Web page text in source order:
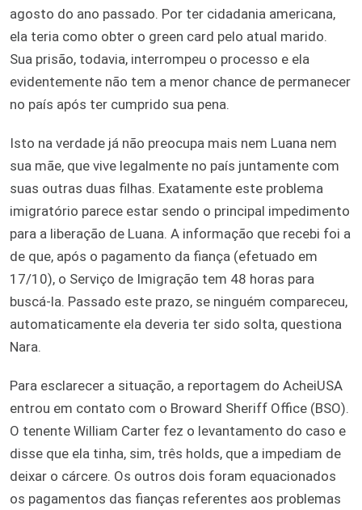
agosto do ano passado. Por ter cidadania americana,
ela teria como obter o green card pelo atual marido.
Sua prisão, todavia, interrompeu o processo e ela
evidentemente não tem a menor chance de permanecer
no país após ter cumprido sua pena.
Isto na verdade já não preocupa mais nem Luana nem
sua mãe, que vive legalmente no país juntamente com
suas outras duas filhas. Exatamente este problema
imigratório parece estar sendo o principal impedimento
para a liberação de Luana. A informação que recebi foi a
de que, após o pagamento da fiança (efetuado em
17/10), o Serviço de Imigração tem 48 horas para
buscá-la. Passado este prazo, se ninguém compareceu,
automaticamente ela deveria ter sido solta, questiona
Nara.
Para esclarecer a situação, a reportagem do AcheiUSA
entrou em contato com o Broward Sheriff Office (BSO).
O tenente William Carter fez o levantamento do caso e
disse que ela tinha, sim, três holds, que a impediam de
deixar o cárcere. Os outros dois foram equacionados
os pagamentos das fianças referentes aos problemas